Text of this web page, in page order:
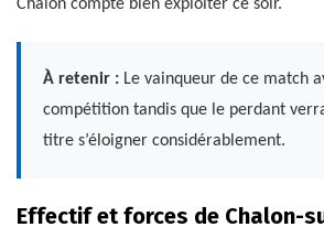
Chalon compte bien exploiter ce soir.
À retenir : Le vainqueur de ce match
compétition tandis que le perdant
titre s’éloigner considérablement.
Effectif et forces de Chalon-